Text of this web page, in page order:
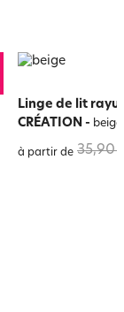
Linge de lit
CRÉATION - beige
à partir de 35,90